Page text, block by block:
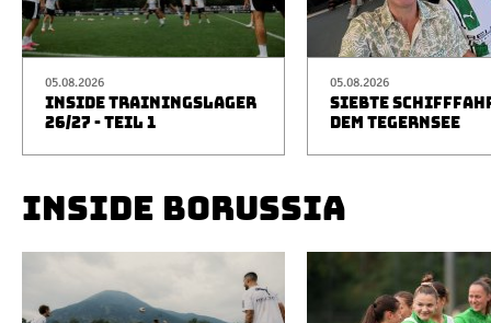
05.08.2026
INSIDE TRAININGSLAGER
26/27 - TEIL 1
05.08.2026
SIEBTE
DEM TEGERNSEE
INSIDE BORUSSIA